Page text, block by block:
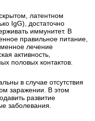
латентном
IgG), достаточно
иммунитет. В
правильное питание,
лечение
активность,
половых контактов.
в случае отсутствия
заражении. В этом
развитие
заболевания.